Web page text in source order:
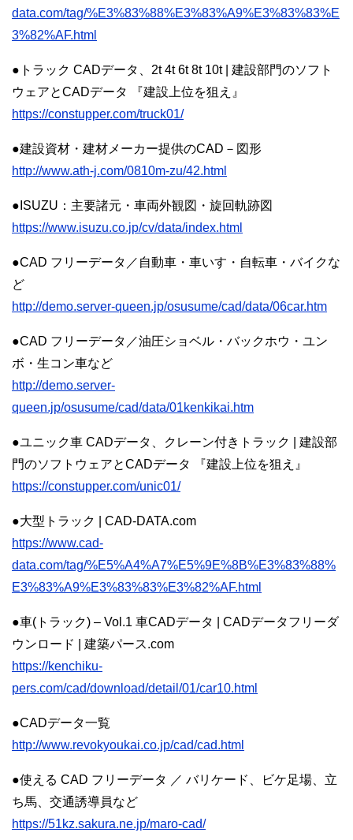
data.com/tag/%E3%83%88%E3%83%A9%E3%83%83%E
3%82%AF.html
●トラック CADデータ、2t 4t 6t 8t 10t | 建設部門のソフト
ウェアとCADデータ 『建設上位を狙え』
https://constupper.com/truck01/
●建設資材・建材メーカー提供のCAD－図形
http://www.ath-j.com/0810m-zu/42.html
●ISUZU：主要諸元・車両外観図・旋回軌跡図
https://www.isuzu.co.jp/cv/data/index.html
●CAD フリーデータ／自動車・車いす・自転車・バイクな
ど
http://demo.server-queen.jp/osusume/cad/data/06car.htm
●CAD フリーデータ／油圧ショベル・バックホウ・ユン
ボ・生コン車など
http://demo.server-
queen.jp/osusume/cad/data/01kenkikai.htm
●ユニック車 CADデータ、クレーン付きトラック | 建設部
門のソフトウェアとCADデータ 『建設上位を狙え』
https://constupper.com/unic01/
●大型トラック | CAD-DATA.com
https://www.cad-
data.com/tag/%E5%A4%A7%E5%9E%8B%E3%83%88%
E3%83%A9%E3%83%83%E3%82%AF.html
●車(トラック) – Vol.1 車CADデータ | CADデータフリーダ
ウンロード | 建築パース.com
https://kenchiku-
pers.com/cad/download/detail/01/car10.html
●CADデータ一覧
http://www.revokyoukai.co.jp/cad/cad.html
●使える CAD フリーデータ ／ バリケード、ビケ足場、立
ち馬、交通誘導員など
https://51kz.sakura.ne.jp/maro-cad/